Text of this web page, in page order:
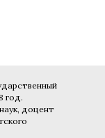
год.
доцент